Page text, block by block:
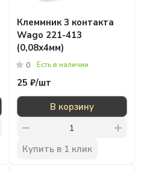
Клеммник 3 контакта
Wago 221-413
(0,08х4мм)
0 Есть в наличии
25 ₽/шт
В корзину
Купить в 1 клик